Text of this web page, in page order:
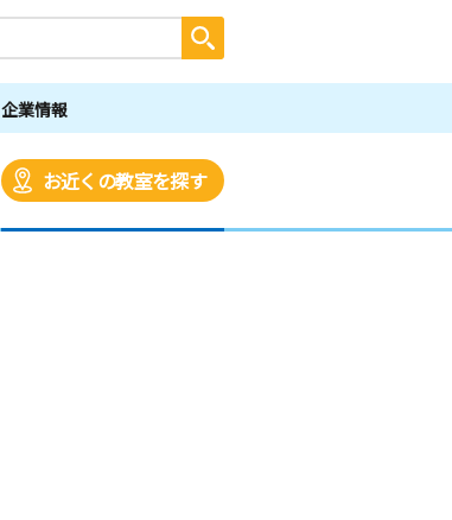
企業情報
お近くの教室を探す